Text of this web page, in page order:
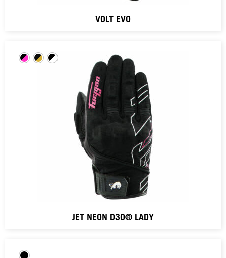
VOLT EVO
JET NEON D3O® LADY